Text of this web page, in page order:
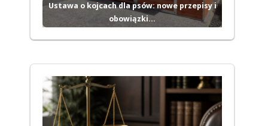
Ustawa o kojcach dla psów: nowe przepisy i
obowiązki…